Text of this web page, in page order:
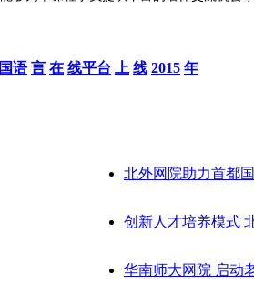
语 言 在 线平台 上 线 2015 年
北外网院助力首都
创新人才培养模式
华南师大网院 启动